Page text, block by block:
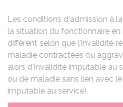
Les conditions d'admission à
la situation du fonctionnaire
diffèrent selon que l'invalidité
maladie contractées ou
alors d'invalidité imputable au
ou de maladie sans lien avec
imputable au service).